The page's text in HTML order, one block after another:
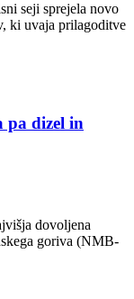
seji sprejela novo
ki uvaja prilagoditve
pa dizel in
dovoljena
goriva (NMB-